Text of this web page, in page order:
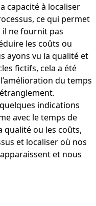
capacité à localiser
ce qui permet
il ne fournit pas
les coûts ou
ayons vu la qualité et
fictifs, cela a été
du temps
indications
avec le temps de
qualité ou les coûts,
et localiser où nos
et nous